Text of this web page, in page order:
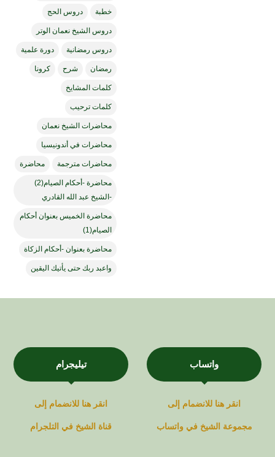
خطبة دروس الحج
دروس الشيخ نعمان الوتر
دروس رمضانية دورة علمية
رمضان شرح كرونا
كلمات المشايخ
كلمات ترحيب
محاضرات الشيخ نعمان
محاضرات في أندونيسيا
محاضرات مترجمة محاضرة
محاضرة -أحكام الصيام(2)
-الشيخ عبد الله القادري
محاضرة الخميس بعنوان أحكام
الصيام(1)
محاضرة بعنوان -أحكام الزكاة
واعبد ربك حتى يأتيك اليقين
واتساب
انقر هنا للانضمام إلى
مجموعة الشيخ فيواتساب
تيليجرام
انقر هنا للانضمام إلى
قناة الشيخ في التلجرام